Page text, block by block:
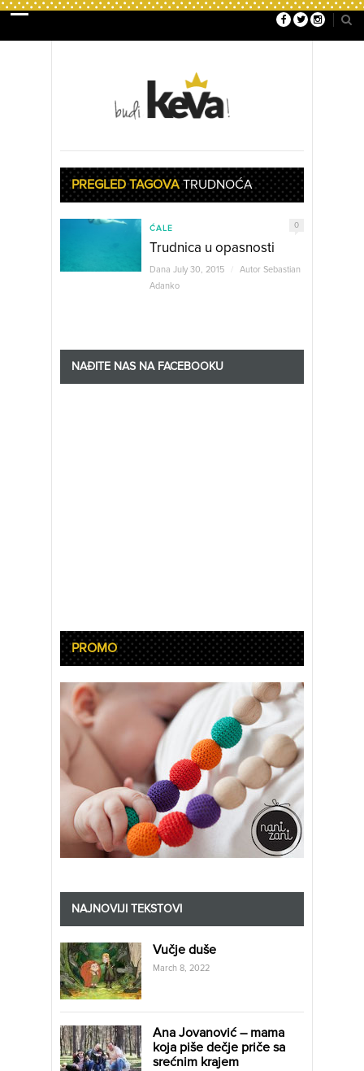
PREGLED TAGOVATRUDNOĆA
ĆALE 0
Trudnica u opasnosti
Dana July 30, 2015 Autor Sebastian
Adanko
NAĐITE NAS NA FACEBOOKU
PROMO
NAJNOVIJI TEKSTOVI
Vučje duše
March 8, 2022
Ana Jovanović – mama
koja piše dečje priče sa
srećnim krajem